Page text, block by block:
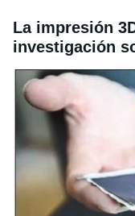
La impresión
investigación